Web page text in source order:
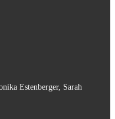
Estenberger, Sarah